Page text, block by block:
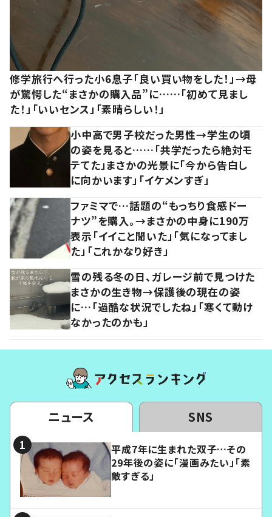
修学旅行へ行った小6息子「良い買い物をした！」→母
が驚愕した“まさかの購入品”に……「初めて見まし
た！」「いいセンス」「素晴らしい！」
小中高で男子校だった男性→学生の頃
の姿を見ると……「共学だったら絶対モ
テてた」まさかの光景に「今から告白し
に向かいます」「イケメンすぎ」
ファミマで…話題の“もっちり食感ドー
ナツ”を購入。→まさかの中身に190万
表示「イイこと聞いた」「気になってまし
た」「これかなり好き」
雪の残る冬の日、ガレージ前で見つけた
まさかの生き物→保護後の現在の姿
に…「過酷な状況でしたね」「寒くて動け
なかったのかも」
ニュース SNS
平成7年に生まれた双子…その
29年後の姿に「漫画みたい」「素
敵すぎる」